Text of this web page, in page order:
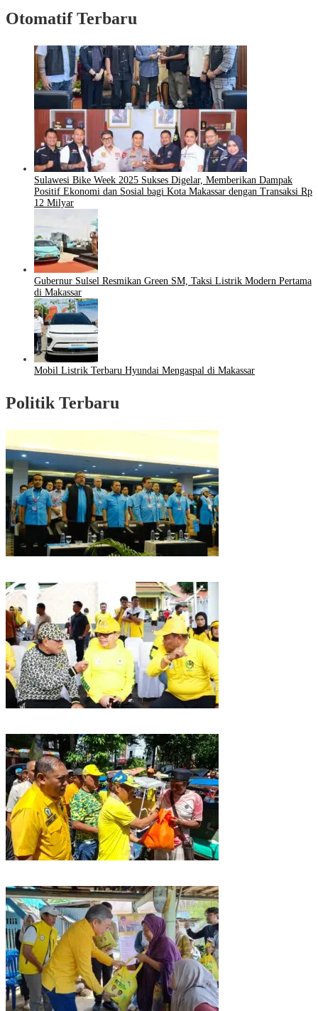
Otomatif Terbaru
Sulawesi Bike Week 2025 Sukses Digelar, Memberikan Dampak
Positif Ekonomi dan Sosial bagi Kota Makassar dengan Transaksi Rp
12 Milyar
Gubernur Sulsel Resmikan Green SM, Taksi Listrik Modern Pertama
di Makassar
Mobil Listrik Terbaru Hyundai Mengaspal di Makassar
Politik Terbaru